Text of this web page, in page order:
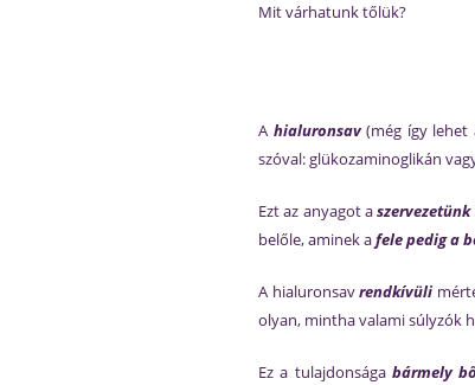
Mit várhatunk tőlük?
A hialuronsav(még így lehet
szóval: glükozaminoglikán
Ezt az anyagot a
belőle, aminek afele pedig a
A hialuronsavrendkívüli
olyan, mintha valami súlyzók
Ez a tulajdonsága bármely